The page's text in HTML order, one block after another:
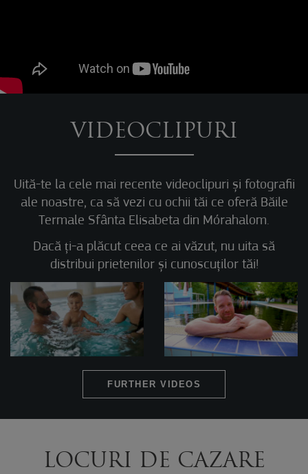
VIDEOCLIPURI
Uită-te la cele mai recente videoclipuri și fotografii
ale noastre, ca să vezi cu ochii tăi ce oferă Băile
Termale Sfânta Elisabeta din Mórahalom.
Dacă ți-a plăcut ceea ce ai văzut, nu uita să
distribui prietenilor și cunoscuților tăi!
FURTHER VIDEOS
LOCURI DE CAZARE